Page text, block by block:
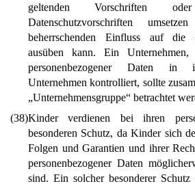
geltenden Vorschriften
Datenschutzvorschriften
beherrschenden Einfluss auf die
ausüben kann. Ein
personenbezogener Daten in
Unternehmen kontrolliert, sollte
„Unternehmensgruppe“ betrachtet
(38)Kinder verdienen bei ihren
besonderen Schutz, da Kinder sich
Folgen und Garantien und ihrer
personenbezogener Daten
sind. Ein solcher besonderer Schutz